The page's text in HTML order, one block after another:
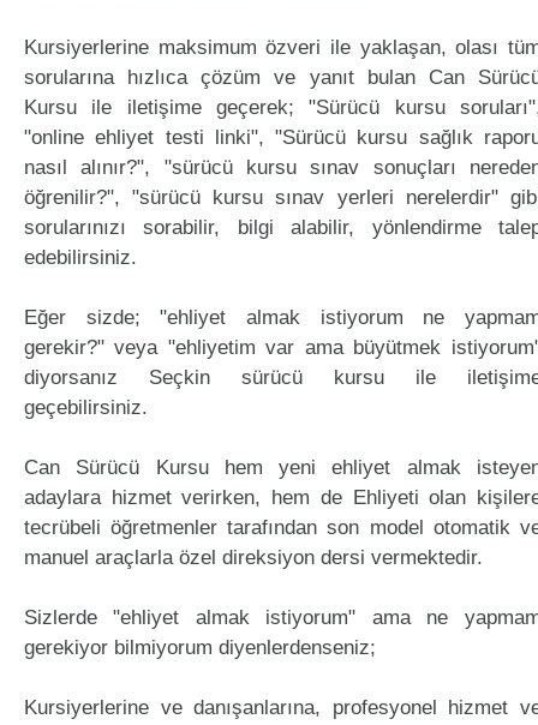
Kursiyerlerine maksimum özveri ile yaklaşan, olası
sorularına hızlıca çözüm ve yanıt bulan Can
Kursu ile iletişime geçerek; "Sürücü kursu
"online ehliyet testi linki", "Sürücü kursu sağlık
nasıl alınır?", "sürücü kursu sınav sonuçları
öğrenilir?", "sürücü kursu sınav yerleri nerelerdir"
sorularınızı sorabilir, bilgi alabilir, yönlendirme
edebilirsiniz.
Eğer sizde; "ehliyet almak istiyorum ne
gerekir?" veya "ehliyetim var ama büyütmek
diyorsanız Seçkin sürücü kursu ile
geçebilirsiniz.
Can Sürücü Kursu hem yeni ehliyet almak
adaylara hizmet verirken, hem de Ehliyeti olan
tecrübeli öğretmenler tarafından son model otomatik
manuel araçlarla özel direksiyon dersi vermektedir.
Sizlerde "ehliyet almak istiyorum" ama ne
gerekiyor bilmiyorum diyenlerdenseniz;
Kursiyerlerine ve danışanlarına, profesyonel hizmet